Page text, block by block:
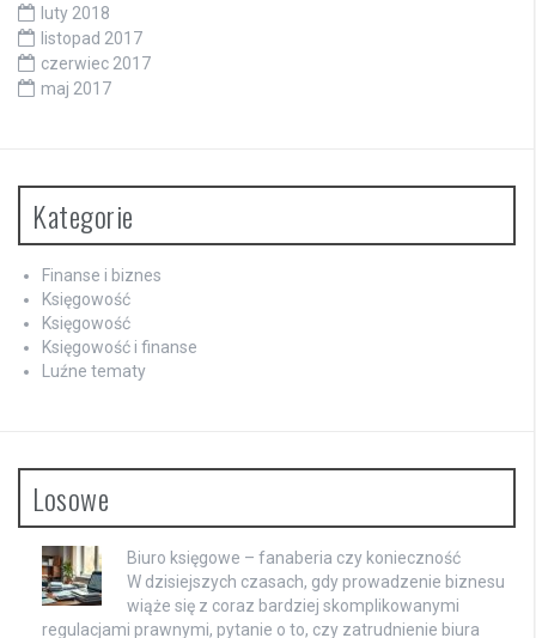
luty 2018
listopad 2017
czerwiec 2017
maj 2017
Kategorie
Finanse i biznes
Księgowość
Księgowość
Księgowość i finanse
Luźne tematy
Losowe
Biuro księgowe – fanaberia czy konieczność
W dzisiejszych czasach, gdy prowadzenie biznesu
wiąże się z coraz bardziej skomplikowanymi
regulacjami prawnymi, pytanie o to, czy zatrudnienie biura